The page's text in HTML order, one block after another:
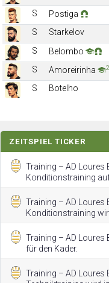
S
Postiga
S
Starkelov
S
Belombo
S
Amoreirinha 2
S
Botelho
ZEITSPIEL TICKER
Training – AD Loures
Konditionstraining
Training – AD Loures
Konditionstraining
Training – AD Loures
für den Kader.
Training – AD Loures